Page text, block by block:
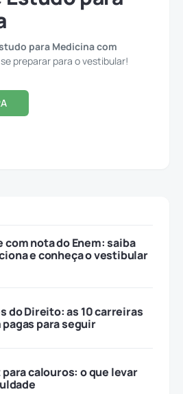
para Medicina com
preparar para o vestibular!
com nota do Enem: saiba
e conheça o vestibular
do Direito: as 10 carreiras
pagas para seguir
calouros: o que levar